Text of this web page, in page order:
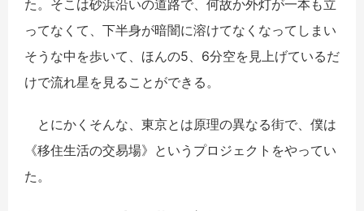
た。そこは砂浜沿いの道路で、何故か外灯が一本も立
ってなくて、下半身が暗闇に溶けてなくなってしまい
そうな中を歩いて、ほんの5、6分空を見上げているだ
けで流れ星を見ることができる。
とにかくそんな、東京とは原理の異なる街で、僕は
《移住生活の交易場》というプロジェクトをやってい
た。